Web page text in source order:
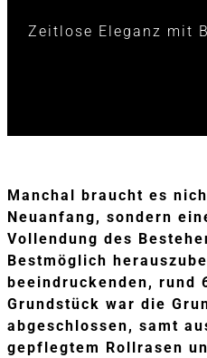
Zeitlose Eleganz mit
Manchal braucht es
Neuanfang, sondern
Vollendung des
Bestmöglich
beeindruckenden, rund
Grundstück war die
abgeschlossen, samt
gepflegtem Rollrasen